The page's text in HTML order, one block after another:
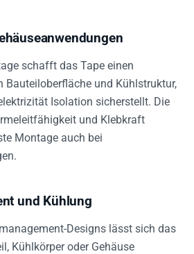
schafft das Tape einen
Bauteiloberfläche und Kühlstruktur,
Isolation sicherstellt. Die
und Klebkraft
Montage auch bei
und Kühlung
Designs lässt sich das
Kühlkörper oder Gehäuse